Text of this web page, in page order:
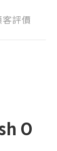
客評價
O